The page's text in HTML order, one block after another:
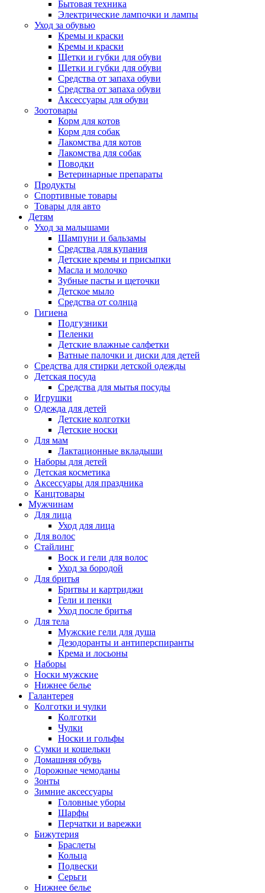
Бытовая техника
Электрические лампочки и лампы
Уход за обувью
Кремы и краски
Кремы и краски
Щетки и губки для обуви
Щетки и губки для обуви
Средства от запаха обуви
Средства от запаха обуви
Аксессуары для обуви
Зоотовары
Корм для котов
Корм для собак
Лакомства для котов
Лакомства для собак
Поводки
Ветеринарные препараты
Продукты
Спортивные товары
Товары для авто
Детям
Уход за малышами
Шампуни и бальзамы
Средства для купания
Детские кремы и присыпки
Масла и молочко
Зубные пасты и щеточки
Детское мыло
Средства от солнца
Гигиена
Подгузники
Пеленки
Детские влажные салфетки
Ватные палочки и диски для детей
Средства для стирки детской одежды
Детская посуда
Средства для мытья посуды
Игрушки
Одежда для детей
Детские колготки
Детские носки
Для мам
Лактационные вкладыши
Наборы для детей
Детская косметика
Аксессуары для праздника
Канцтовары
Мужчинам
Для лица
Уход для лица
Для волос
Стайлинг
Воск и гели для волос
Уход за бородой
Для бритья
Бритвы и картриджи
Гели и пенки
Уход после бритья
Для тела
Мужские гели для душа
Дезодоранты и антиперспиранты
Крема и лосьоны
Наборы
Носки мужские
Нижнее белье
Галантерея
Колготки и чулки
Колготки
Чулки
Носки и гольфы
Сумки и кошельки
Домашняя обувь
Дорожные чемоданы
Зонты
Зимние аксессуары
Головные уборы
Шарфы
Перчатки и варежки
Бижутерия
Браслеты
Кольца
Подвески
Серьги
Нижнее белье